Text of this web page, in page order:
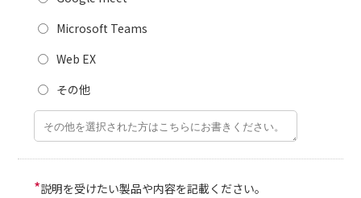
Microsoft Teams
Web EX
その他
*説明を受けたい製品や内容を記載ください。